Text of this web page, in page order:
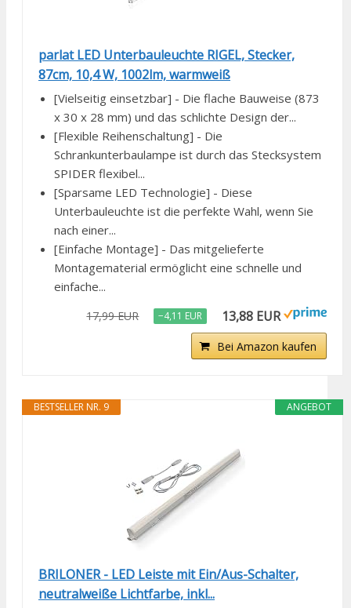
parlat LED Unterbauleuchte RIGEL, Stecker,
87cm, 10,4 W, 1002lm, warmweiß
[Vielseitig einsetzbar] - Die flache Bauweise (873
x 30 x 28 mm) und das schlichte Design der...
[Flexible Reihenschaltung] - Die
Schrankunterbaulampe ist durch das Stecksystem
SPIDER flexibel...
[Sparsame LED Technologie] - Diese
Unterbauleuchte ist die perfekte Wahl, wenn Sie
nach einer...
[Einfache Montage] - Das mitgelieferte
Montagematerial ermöglicht eine schnelle und
einfache...
17,99 EUR −4,11 EUR 13,88 EUR
Bei Amazon kaufen
ANGEBOT
BESTSELLER NR. 9
BRILONER - LED Leiste mit Ein/Aus-Schalter,
neutralweiße Lichtfarbe, inkl...